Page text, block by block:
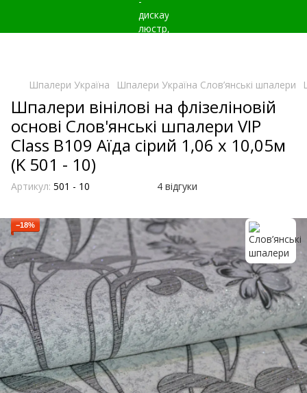
Шпалери Україна Шпалери Україна Слов’янські шпалери
Шпалери вінілові на флізеліновій
основі Слов'янські шпалери VIP
Class B109 Аїда сірий 1,06 х 10,05м
(K 501 - 10)
Артикул: 501 - 10 4 відгуки
−18%